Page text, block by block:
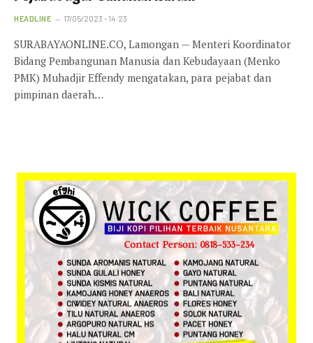
HEADLINE 17/05/2023 - 14:23
SURABAYAONLINE.CO, Lamongan — Menteri Koordinator
Bidang Pembangunan Manusia dan Kebudayaan (Menko
PMK) Muhadjir Effendy mengatakan, para pejabat dan
pimpinan daerah…